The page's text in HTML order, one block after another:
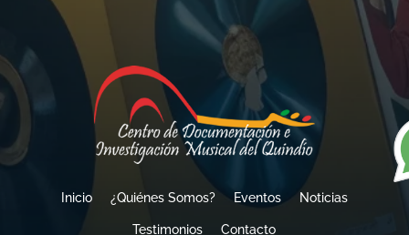
Inicio ¿Quiénes Somos? Eventos Noticias
Testimonios Contacto